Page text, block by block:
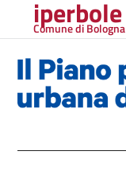
iperbole
Comune di Bologna